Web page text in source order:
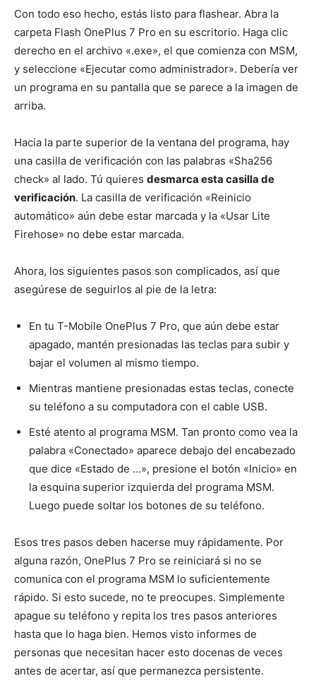
Con todo eso hecho, estás listo para flashear. Abra la
carpeta Flash OnePlus 7 Pro en su escritorio. Haga clic
derecho en el archivo «.exe», el que comienza con MSM,
y seleccione «Ejecutar como administrador». Debería ver
un programa en su pantalla que se parece a la imagen de
arriba.
Hacia la parte superior de la ventana del programa, hay
una casilla de verificación con las palabras «Sha256
check» al lado. Tú quieres desmarca esta casilla de
verificación. La casilla de verificación «Reinicio
automático» aún debe estar marcada y la «Usar Lite
Firehose» no debe estar marcada.
Ahora, los siguientes pasos son complicados, así que
asegúrese de seguirlos al pie de la letra:
En tu T-Mobile OnePlus 7 Pro, que aún debe estar
apagado, mantén presionadas las teclas para subir y
bajar el volumen al mismo tiempo.
Mientras mantiene presionadas estas teclas, conecte
su teléfono a su computadora con el cable USB.
Esté atento al programa MSM. Tan pronto como vea la
palabra «Conectado» aparece debajo del encabezado
que dice «Estado de …», presione el botón «Inicio» en
la esquina superior izquierda del programa MSM.
Luego puede soltar los botones de su teléfono.
Esos tres pasos deben hacerse muy rápidamente. Por
alguna razón, OnePlus 7 Pro se reiniciará si no se
comunica con el programa MSM lo suficientemente
rápido. Si esto sucede, no te preocupes. Simplemente
apague su teléfono y repita los tres pasos anteriores
hasta que lo haga bien. Hemos visto informes de
personas que necesitan hacer esto docenas de veces
antes de acertar, así que permanezca persistente.